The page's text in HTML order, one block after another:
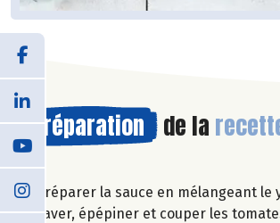
Préparation de la
Préparer la sauce en mélangeant
Laver, épépiner et couper les